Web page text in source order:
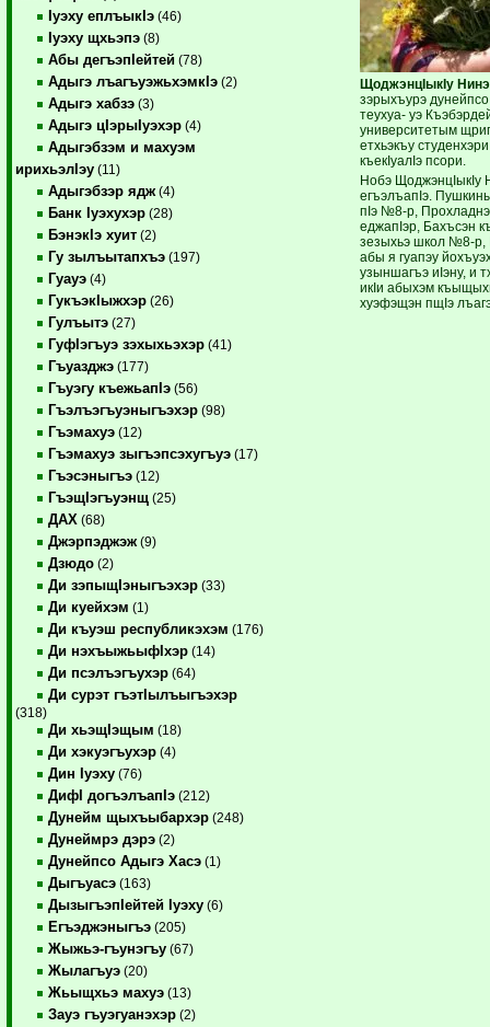
Iуэху еплъыкIэ (46)
Iуэху щхьэпэ (8)
Абы дегъэпIейтей (78)
Адыгэ лъагъуэжьхэмкIэ (2)
Адыгэ хабзэ (3)
Адыгэ цIэрыIуэхэр (4)
Адыгэбзэм и махуэм
ирихьэлIэу (11)
Адыгэбзэр ядж (4)
Банк Iуэхухэр (28)
БэнэкIэ хуит (2)
Гу зылъытапхъэ (197)
Гуауэ (4)
ГукъэкIыжхэр (26)
Гулъытэ (27)
ГуфIэгъуэ зэхыхьэхэр (41)
Гъуазджэ (177)
Гъуэгу къежьапIэ (56)
Гъэлъэгъуэныгъэхэр (98)
Гъэмахуэ (12)
Гъэмахуэ зыгъэпсэхугъуэ (17)
Гъэсэныгъэ (12)
ГъэщIэгъуэнщ (25)
ДАХ (68)
Джэрпэджэж (9)
Дзюдо (2)
Ди зэпыщIэныгъэхэр (33)
Ди куейхэм (1)
Ди къуэш республикэхэм (176)
Ди нэхъыжьыфIхэр (14)
Ди псэлъэгъухэр (64)
Ди сурэт гъэтIылъыгъэхэр
(318)
Ди хьэщIэщым (18)
Ди хэкуэгъухэр (4)
Дин Iуэху (76)
ДифI догъэлъапIэ (212)
Дунейм щыхъыбархэр (248)
Дунеймрэ дэрэ (2)
Дунейпсо Адыгэ Хасэ (1)
Дыгъуасэ (163)
ДызыгъэпIейтей Iуэху (6)
Егъэджэныгъэ (205)
Жыжьэ-гъунэгъу (67)
Жылагъуэ (20)
Жьыщхьэ махуэ (13)
Зауэ гъуэгуанэхэр (2)
ЩоджэнцIыкIу
зэрыхъурэ
теухуа- уэ
университетым
етхьэкъу
къекIуалIэ псори.
Нобэ ЩоджэнцIыкIу
егъэлъапIэ.
пIэ №8-р, Прохладнэ
еджапIэр, Бахъсэн
зезыхьэ школ №8-р,
абы я гуапэу
узыншагъэ иIэну, и
икIи абыхэм
хуэфэщэн пщIэ